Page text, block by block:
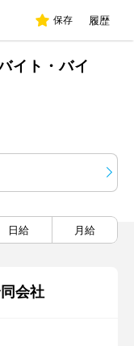
保存 履歴
イト・バイ
日給 月給
会社